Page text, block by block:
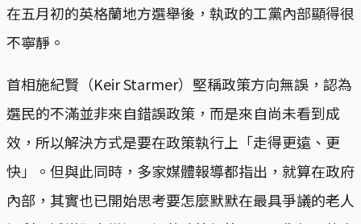
在五月初的英格蘭地方選舉後，執政的工黨內部顯得很
不寧靜。
首相施紀賢（Keir Starmer）堅稱政策方向無誤，認為
選民的不滿並非來自錯誤政策，而是來自尚未看到成
效，所以解決方式是要在政策執行上「走得更遠、更
快」。但與此同時，多家媒體報導都指出，就算在政府
內部，其實也已開始思考要怎麼默默在最具爭議的老人